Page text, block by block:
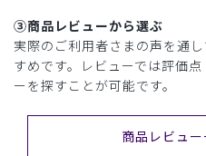
③商品レビューから選ぶ
実際のご利用者さまの声を通
すめです。レビューでは評価
ーを探すことが可能です。
商品レビュ